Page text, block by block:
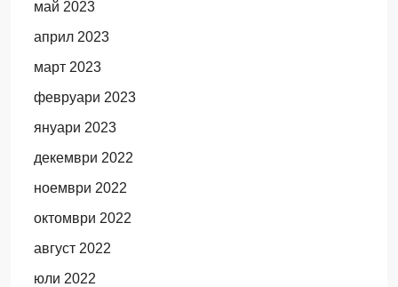
май 2023
април 2023
март 2023
февруари 2023
януари 2023
декември 2022
ноември 2022
октомври 2022
август 2022
юли 2022